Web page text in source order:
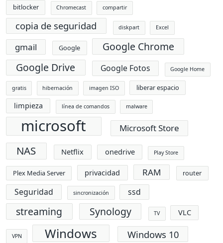
bitlocker Chromecast compartir
copia de seguridad diskpart Excel
gmail Google
Google Chrome
Google Drive
Google Fotos Google Home
gratis hibernación imagen ISO liberar espacio
limpieza línea de comandos malware
microsoft Microsoft Store
NAS Netflix onedrive Play Store
Plex Media Server privacidad RAM router
Seguridad sincronización ssd
streaming Synology TV VLC
VPN Windows Windows 10